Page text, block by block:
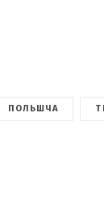
ПОЛЬШЧА